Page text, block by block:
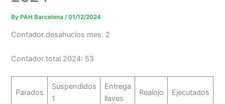
By PAH Barcelona/01/12/2024
Contador desahucios mes: 2
Contador total 2024: 53
Parados
Suspendidos
1
Entrega
llaves
Realojo Ejecutados